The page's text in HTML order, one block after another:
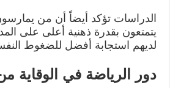
الدراسات تؤكد أيضاً أن من
يتمتعون بقدرة ذهنية أعلى على
لديهم استجابة أفضل للضغوط
دور الرياضة في الوقاية